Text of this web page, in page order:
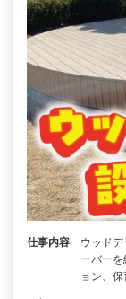
仕事内容
ウッド
ーバー
ョン、